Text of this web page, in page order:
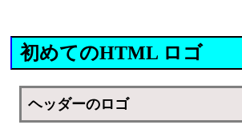
初めてのHTML ロゴ
ヘッダーのロゴ